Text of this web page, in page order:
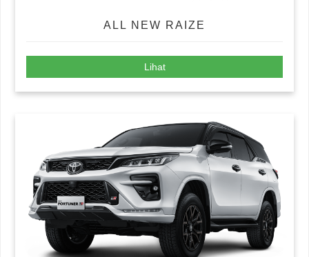
ALL NEW RAIZE
Lihat